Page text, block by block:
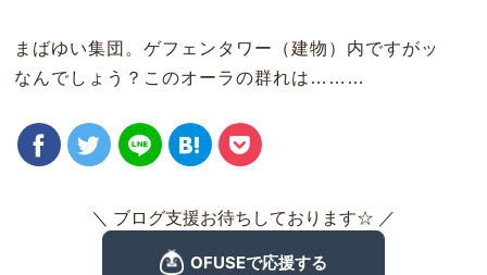
まばゆい集団。ゲフェンタワー（建物）内ですがッ
なんでしょう？このオーラの群れは………
＼ ブログ支援お待ちしております☆ ／